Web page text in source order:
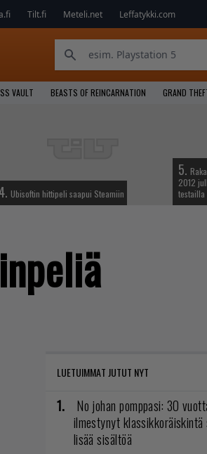
Tilt.fi Meteli.net Leffatykki.com
VAULT BEASTS OF REINCARNATION GRAND
4. Ubisoftin hittipeli saapui Steamiin
5.
2012
testailla
LUETUIMMAT JUTUT NYT
No johan pomppasi: 30
ilmestynyt
lisää sisältöä